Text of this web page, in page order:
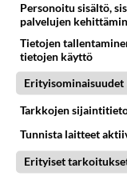
PARAS LEFFA
Personoitu sisältö,
palvelujen
Tietojen
tietojen käyttö
Erityisominaisuudet
Tarkkojen
Tunnista laitteet
Erityiset